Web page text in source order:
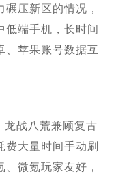
压新区的情况，
低端手机，长时间
、苹果账号数据互
龙战八荒兼顾复古
费大量时间手动刷
微氪玩家友好，